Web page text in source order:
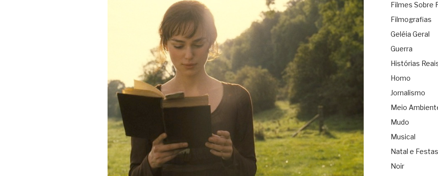
Filmes Sobre
Filmografias
Geléia Geral
Guerra
Histórias
Homo
Jornalismo
Meio
Mudo
Musical
Natal e Festas
Noir